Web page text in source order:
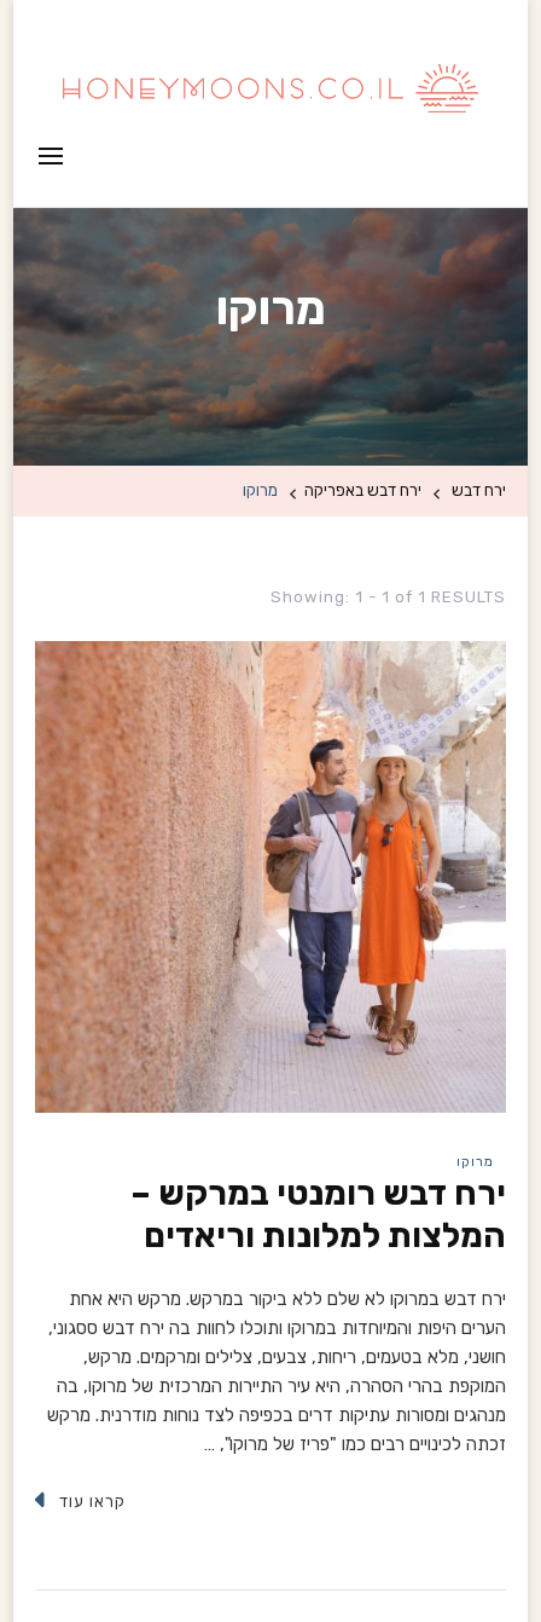
מרוקו
ירח דבש ירח דבש באפריקה מרוקו
Showing: 1 - 1 of 1 RESULTS
מרוקו
ירח דבש רומנטי במרקש –
המלצות למלונות וריאדים
ירח דבש במרוקו לא שלם ללא ביקור במרקש. מרקש היא אחת
הערים היפות והמיוחדות במרוקו ותוכלו לחוות בה ירח דבש ססגוני,
חושני, מלא בטעמים, ריחות, צבעים, צלילים ומרקמים. מרקש,
המוקפת בהרי הסהרה, היא עיר התיירות המרכזית של מרוקו, בה
מנהגים ומסורות עתיקות דרים בכפיפה לצד נוחות מודרנית. מרקש
זכתה לכינויים רבים כמו "פריז של מרוקו", …
קראו עוד